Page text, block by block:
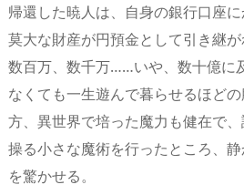
帰還した暁人は、自身の銀行口座
莫大な財産が円預金として引き継が
数百万、数千万……いや、数十億に
なくても一生遊んで暮らせるほど
方、異世界で培った魔力も健在で
操る小さな魔術を行ったところ、
を驚かせる。